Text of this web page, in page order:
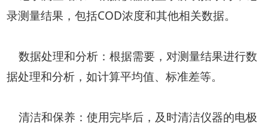
录测量结果，包括COD浓度和其他相关数据。
数据处理和分析：根据需要，对测量结果进行数
据处理和分析，如计算平均值、标准差等。
清洁和保养：使用完毕后，及时清洁仪器的电极